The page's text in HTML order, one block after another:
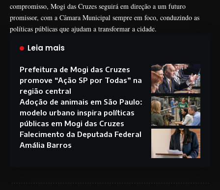
compromisso, Mogi das Cruzes seguirá em direção a um futuro
promissor, com a Câmara Municipal sempre em foco, conduzindo as
políticas públicas que ajudam a transformar a cidade.
Leia mais
Prefeitura de Mogi das Cruzes
promove “Ação SP por Todas” na
região central
Adoção de animais em São Paulo:
modelo urbano inspira políticas
públicas em Mogi das Cruzes
Falecimento da Deputada Federal
Amália Barros